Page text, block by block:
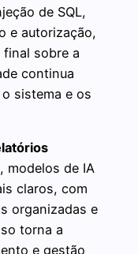
de SQL,
e autorização,
sobre a
continua
sistema e os
modelos de IA
claros, com
organizadas e
torna a
e gestão